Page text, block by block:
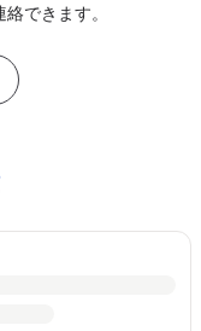
できます。